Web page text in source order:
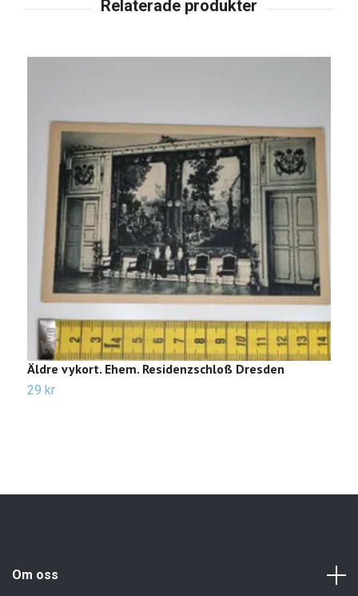
Äldre vykort. Ehem. Residenzschloß Dresden
29 kr
Om oss